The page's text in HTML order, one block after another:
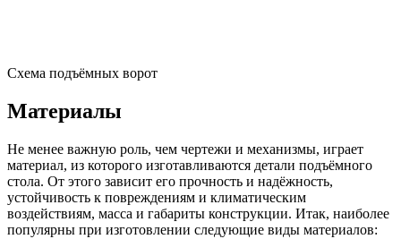
Схема подъёмных ворот
Материалы
Не менее важную роль, чем чертежи и механизмы, играет
материал, из которого изготавливаются детали подъёмного
стола. От этого зависит его прочность и надёжность,
устойчивость к повреждениям и климатическим
воздействиям, масса и габариты конструкции. Итак, наиболее
популярны при изготовлении следующие виды материалов: